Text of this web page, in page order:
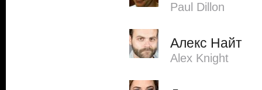
Paul Dillon
Алекс Найт
Alex Knight